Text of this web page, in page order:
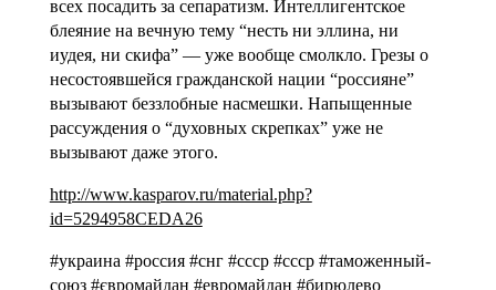
всех посадить за сепаратизм. Интеллигентское
блеяние на вечную тему “несть ни эллина, ни
иудея, ни скифа” — уже вообще смолкло. Грезы о
несостоявшейся гражданской нации “россияне”
вызывают беззлобные насмешки. Напыщенные
рассуждения о “духовных скрепках” уже не
вызывают даже этого.
http://www.kasparov.ru/material.php?
id=5294958CEDA26
#украина #россия #снг #ссср #cccp #таможенный-
союз #євромайдан #евромайдан #бирюлево